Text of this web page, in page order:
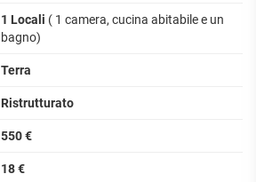
1 Locali ( 1 camera, cucina abitabile e un
bagno)
Terra
Ristrutturato
550 €
18 €